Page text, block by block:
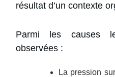
résultat d’un contexte
Parmi les causes
observées :
La pression